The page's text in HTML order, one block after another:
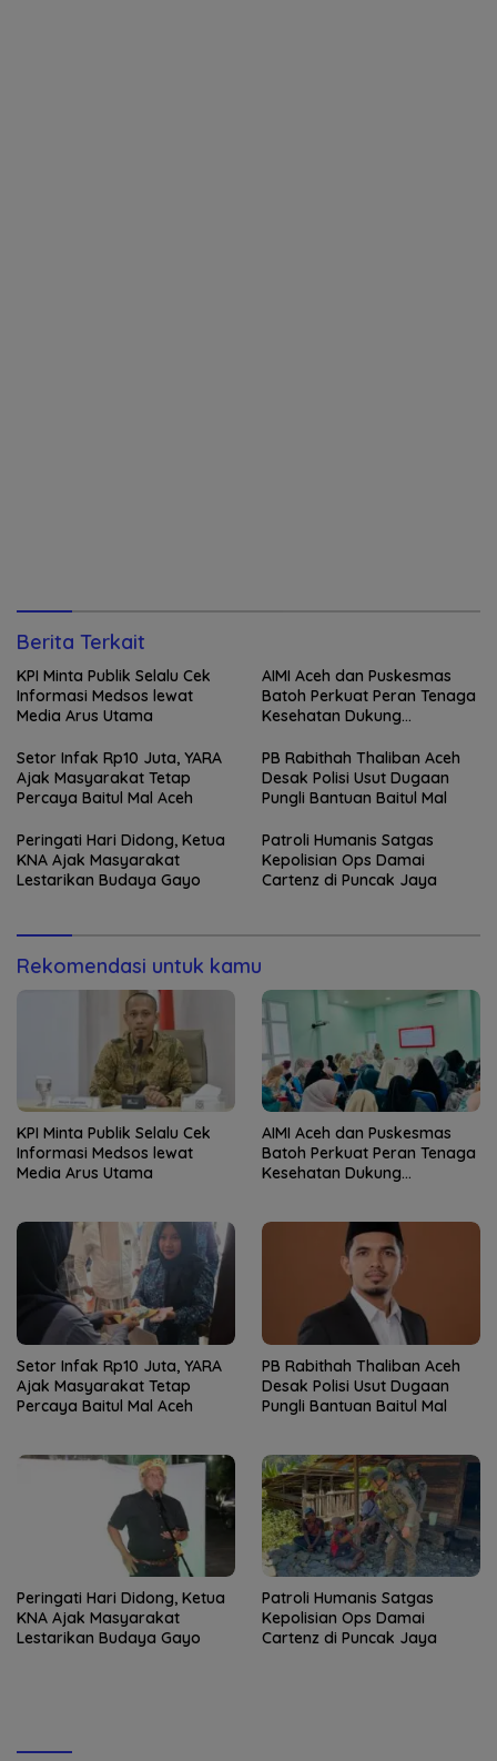
Berita Terkait
KPI Minta Publik Selalu Cek
Informasi Medsos lewat
Media Arus Utama
AIMI Aceh dan Puskesmas
Batoh Perkuat Peran Tenaga
Kesehatan Dukung
Setor Infak Rp10 Juta, YARA
Ajak Masyarakat Tetap
Percaya Baitul Mal Aceh
PB Rabithah Thaliban Aceh
Desak Polisi Usut Dugaan
Pungli Bantuan Baitul Mal
Peringati Hari Didong, Ketua
KNA Ajak Masyarakat
Lestarikan Budaya Gayo
Patroli Humanis Satgas
Kepolisian Ops Damai
Cartenz di Puncak Jaya
Rekomendasi untuk kamu
KPI Minta Publik Selalu Cek
Informasi Medsos lewat
Media Arus Utama
AIMI Aceh dan Puskesmas
Batoh Perkuat Peran Tenaga
Kesehatan Dukung
Setor Infak Rp10 Juta, YARA
Ajak Masyarakat Tetap
Percaya Baitul Mal Aceh
PB Rabithah Thaliban Aceh
Desak Polisi Usut Dugaan
Pungli Bantuan Baitul Mal
Peringati Hari Didong, Ketua
KNA Ajak Masyarakat
Lestarikan Budaya Gayo
Patroli Humanis Satgas
Kepolisian Ops Damai
Cartenz di Puncak Jaya